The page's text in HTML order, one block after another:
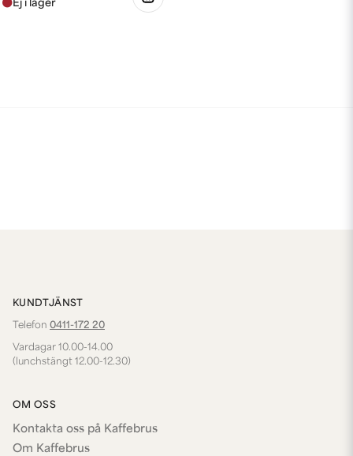
KUNDTJÄNST
Telefon 0411-172 20
Vardagar 10.00-14.00
(lunchstängt 12.00-12.30)
OM OSS
Kontakta oss på Kaffebrus
Om Kaffebrus